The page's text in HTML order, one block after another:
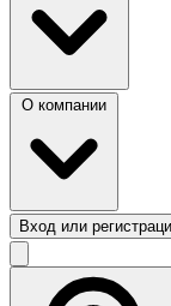
Вход или